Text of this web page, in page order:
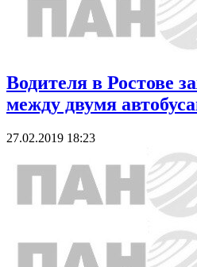
Водителя в Ростове
между двумя
27.02.2019 18:23